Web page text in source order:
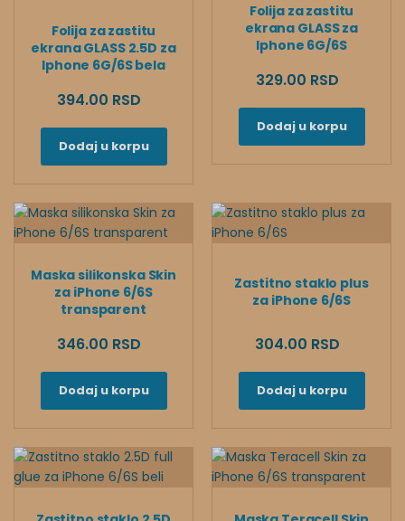
Folija za zastitu
ekrana GLASS 2.5D za
Iphone 6G/6S bela
394.00 RSD
Dodaj u korpu
Folija za zastitu
ekrana GLASS za
Iphone 6G/6S
329.00 RSD
Dodaj u korpu
Maska silikonska Skin
za iPhone 6/6S
transparent
346.00 RSD
Dodaj u korpu
Zastitno staklo plus
za iPhone 6/6S
304.00 RSD
Dodaj u korpu